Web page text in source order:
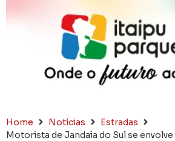
Home Notícias
Estradas
Motorista de Jandaia do Sul se